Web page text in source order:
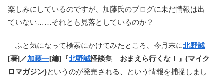
楽しみにしているのですが、加藤氏のブログに未だ情報は出
ていない……それとも見落としているのか？
ふと気になって検索にかけてみたところ、今月末に北野誠
[著]／加藤一[編]『北野誠怪談集 おまえら行くな！』(マイク
ロマガジン)というのが発売される、という情報を捕捉しまし